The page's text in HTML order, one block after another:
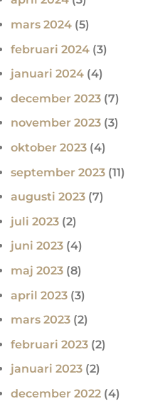
mars 2024 (5)
februari 2024 (3)
januari 2024 (4)
december 2023 (7)
november 2023 (3)
oktober 2023 (4)
september 2023 (11)
augusti 2023 (7)
juli 2023 (2)
juni 2023 (4)
maj 2023 (8)
april 2023 (3)
mars 2023 (2)
februari 2023 (2)
januari 2023 (2)
december 2022 (4)